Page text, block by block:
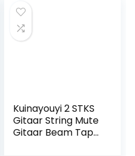
Kuinayouyi 2 STKS
Gitaar String Mute
Gitaar Beam Tape